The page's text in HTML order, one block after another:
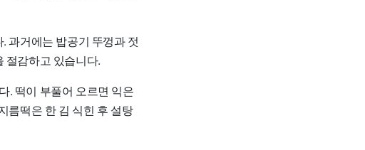
과거에는 밥공기 뚜껑과 젓
절감하고 있습니다.
. 떡이 부풀어 오르면 익은
름떡은 한 김 식힌 후 설탕